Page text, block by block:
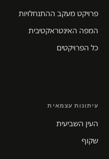
פרויקט מעקב ההתנחלויות
המפה האינטראקטיבית
כל הפרויקטים
עיתונות עצמאית
העין השביעית
שקוף